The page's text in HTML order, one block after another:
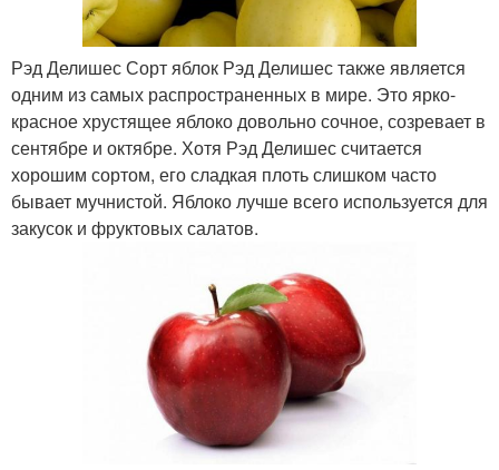
Рэд Делишес Сорт яблок Рэд Делишес также является
одним из самых распространенных в мире. Это ярко-
красное хрустящее яблоко довольно сочное, созревает в
сентябре и октябре. Хотя Рэд Делишес считается
хорошим сортом, его сладкая плоть слишком часто
бывает мучнистой. Яблоко лучше всего используется для
закусок и фруктовых салатов.